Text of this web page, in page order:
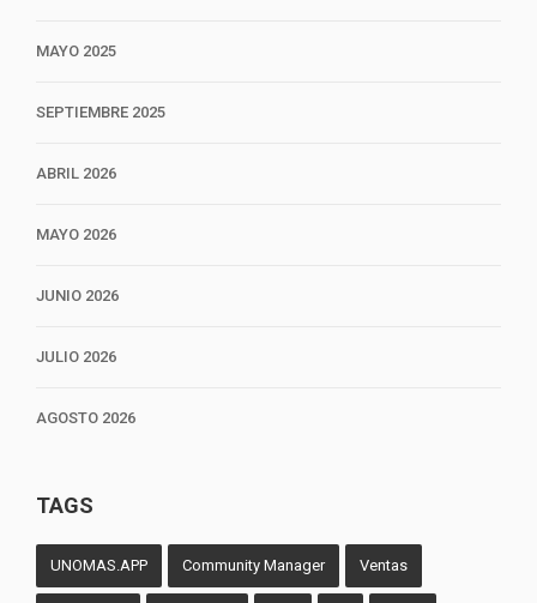
MAYO 2025
SEPTIEMBRE 2025
ABRIL 2026
MAYO 2026
JUNIO 2026
JULIO 2026
AGOSTO 2026
TAGS
UNOMAS.APP Community Manager Ventas